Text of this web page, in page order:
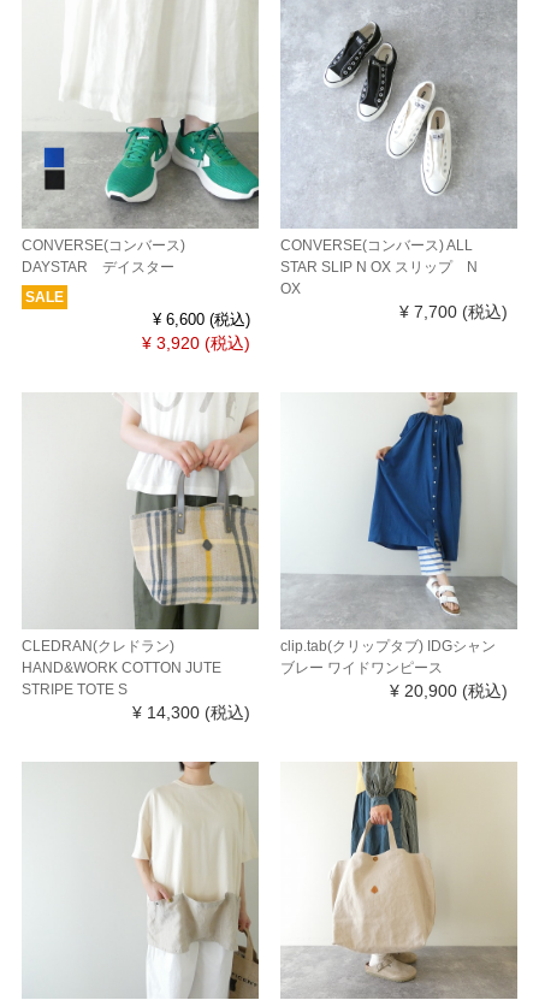
CONVERSE(コンバース)
DAYSTAR デイスター
SALE
¥ 6,600 (税込)
¥ 3,920 (税込)
CONVERSE(コンバース) ALL
STAR SLIP N OX スリップ N
OX
¥ 7,700 (税込)
CLEDRAN(クレドラン)
HAND&WORK COTTON JUTE
STRIPE TOTE S
¥ 14,300 (税込)
clip.tab(クリップタブ) IDGシャン
ブレー ワイドワンピース
¥ 20,900 (税込)